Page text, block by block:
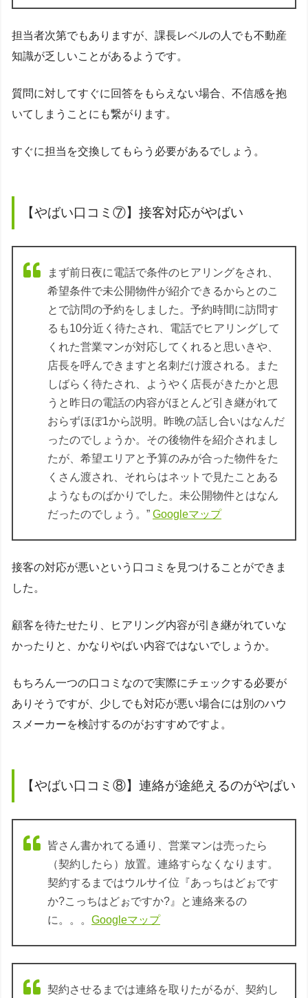
担当者次第でもありますが、課長レベルの人でも不動産
知識が乏しいことがあるようです。
質問に対してすぐに回答をもらえない場合、不信感を抱
いてしまうことにも繋がります。
すぐに担当を交換してもらう必要があるでしょう。
【やばい口コミ⑦】接客対応がやばい
まず前日夜に電話で条件のヒアリングをされ、
希望条件で未公開物件が紹介できるからとのこ
とで訪問の予約をしました。予約時間に訪問す
るも10分近く待たされ、電話でヒアリングして
くれた営業マンが対応してくれると思いきや、
店長を呼んできますと名刺だけ渡される。また
しばらく待たされ、ようやく店長がきたかと思
うと昨日の電話の内容がほとんど引き継がれて
おらずほぼ1から説明。昨晩の話し合いはなんだ
ったのでしょうか。その後物件を紹介されまし
たが、希望エリアと予算のみが合った物件をた
くさん渡され、それらはネットで見たことある
ようなものばかりでした。未公開物件とはなん
だったのでしょう。” Googleマップ
接客の対応が悪いという口コミを見つけることができま
した。
顧客を待たせたり、ヒアリング内容が引き継がれていな
かったりと、かなりやばい内容ではないでしょうか。
もちろん一つの口コミなので実際にチェックする必要が
ありそうですが、少しでも対応が悪い場合には別のハウ
スメーカーを検討するのがおすすめですよ。
【やばい口コミ⑧】連絡が途絶えるのがやばい
皆さん書かれてる通り、営業マンは売ったら
（契約したら）放置。連絡すらなくなります。
契約するまではウルサイ位『あっちはどぉです
か?こっちはどぉですか?』と連絡来るの
に。。。 Googleマップ
契約させるまでは連絡を取りたがるが、契約し